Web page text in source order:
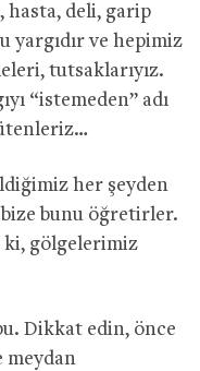
hasta, deli, garip
yargıdır ve hepimiz
tutsaklarıyız.
“istemeden” adı
her şeyden
bunu öğretirler.
gölgelerimiz
Dikkat edin, önce
meydan